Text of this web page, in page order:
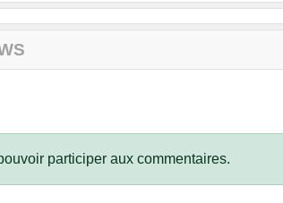
participer aux commentaires.